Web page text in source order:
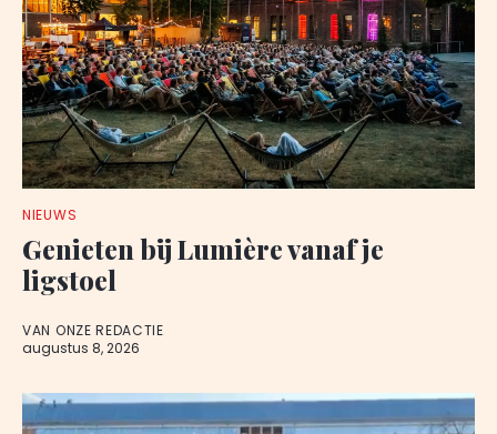
NIEUWS
Genieten bij Lumière vanaf je
ligstoel
VAN ONZE REDACTIE
augustus 8, 2026